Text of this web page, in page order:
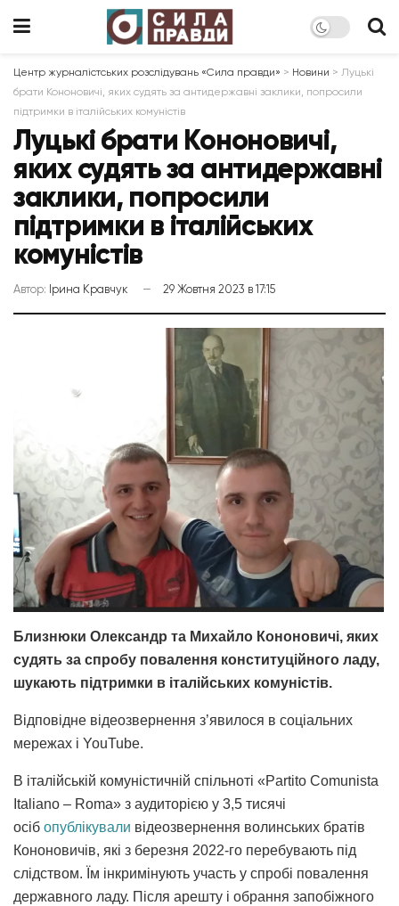
Центр журналістських розслідувань «Сила правди» > Новини > Луцькі
брати Кононовичі, яких судять за антидержавні заклики, попросили
підтримки в італійських комуністів
Луцькі брати Кононовичі,
яких судять за антидержавні
заклики, попросили
підтримки в італійських
комуністів
Автор: Ірина Кравчук 29 Жовтня 2023 в 17:15
Близнюки Олександр та Михайло Кононовичі, яких
судять за спробу повалення конституційного ладу,
шукають підтримки в італійських комуністів.
Відповідне відеозвернення з’явилося в соціальних
мережах і YouTube.
В італійській комуністичній спільноті «Partito Comunista
Italiano – Roma» з аудиторією у 3,5 тисячі
осіб опублікували відеозвернення волинських братів
Кононовичів, які з березня 2022-го перебувають під
слідством. Їм інкримінують участь у спробі повалення
державного ладу. Після арешту і обрання запобіжного